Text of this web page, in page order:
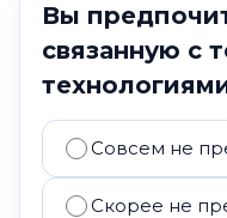
Вы
связанную с
Совсем не
Скорее не